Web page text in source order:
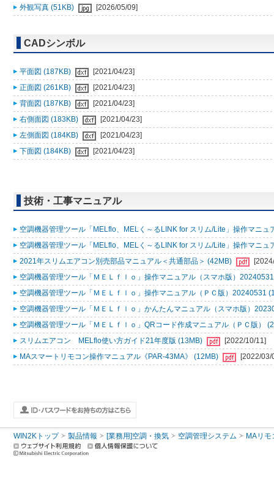
外観写真 (51KB) [2026/05/09]
CADシンボル
平面図 (187KB)
[2021/04/23]
正面図 (261KB)
[2021/04/23]
背面図 (187KB)
[2021/04/23]
右側面図 (183KB)
[2021/04/23]
左側面図 (184KB)
[2021/04/23]
下面図 (184KB)
[2021/04/23]
技術・工事マニュアル
空調機器管理ツール「MELflo、MELく～るLINK for スリム/Lite」操作マニュ
空調機器管理ツール「MELflo、MELく～るLINK for スリム/Lite」操作マニュ
2021年スリムエアコン別売部品マニュアル＜共通部品＞ (42MB)
空調機器管理ツール「ＭＥＬｆｌｏ」操作マニュアル（スマホ版）
空調機器管理ツール「ＭＥＬｆｌｏ」操作マニュアル（ＰＣ版）20240531
空調機器管理ツール「ＭＥＬｆｌｏ」かんたんマニュアル（スマホ版）
空調機器管理ツール「ＭＥＬｆｌｏ」QRコード作成マニュアル（ＰＣ版）
スリムエアコン MELflo使い方ガイド21年度版 (13MB)
[2022/10/11]
MAスマートリモコン操作マニュアル《PAR-43MA》 (12MB)
[2022/03/
WIN2Kトップ 製品情報 [業務用]空調・換気 空調管理システム MAリモ